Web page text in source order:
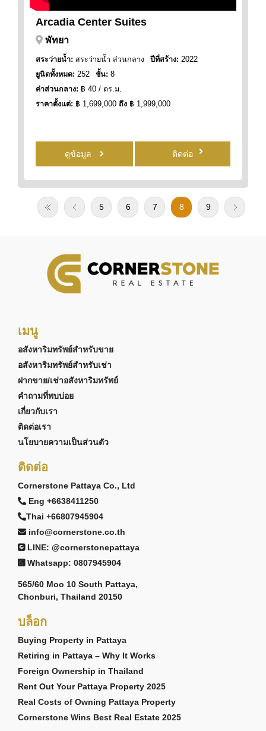
Arcadia Center Suites
พัทยา
สระว่ายน้ำ: สระว่ายน้ำ ส่วนกลาง ปีที่สร้าง: 2022
ยูนิตทั้งหมด: 252 ชั้น: 8
ค่าส่วนกลาง: ฿ 40 / ตร.ม.
ราคาตั้งแต่: ฿ 1,699,000 ถึง ฿ 1,999,000
ดูข้อมูล ติดต่อ
5 6 7 8 9
เมนู
อสังหาริมทรัพย์สำหรับขาย
อสังหาริมทรัพย์สำหรับเช่า
ฝากขาย/เช่าอสังหาริมทรัพย์
คำถามที่พบบ่อย
เกี่ยวกับเรา
ติดต่อเรา
นโยบายความเป็นส่วนตัว
ติดต่อ
Cornerstone Pattaya Co., Ltd
Eng +6638411250
Thai +66807945904
info@cornerstone.co.th
LINE: @cornerstonepattaya
Whatsapp: 0807945904
565/60 Moo 10 South Pattaya,
Chonburi, Thailand 20150
บล็อก
Buying Property in Pattaya
Retiring in Pattaya – Why It Works
Foreign Ownership in Thailand
Rent Out Your Pattaya Property 2025
Real Costs of Owning Pattaya Property
Cornerstone Wins Best Real Estate 2025